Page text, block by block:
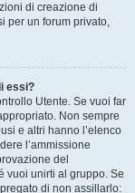
di creazione di
per un forum privato,
essi?
Utente. Se vuoi far
Non sempre
e altri hanno l’elenco
l’ammissione
del
vuoi unirti al gruppo. Se
di non assillarlo: